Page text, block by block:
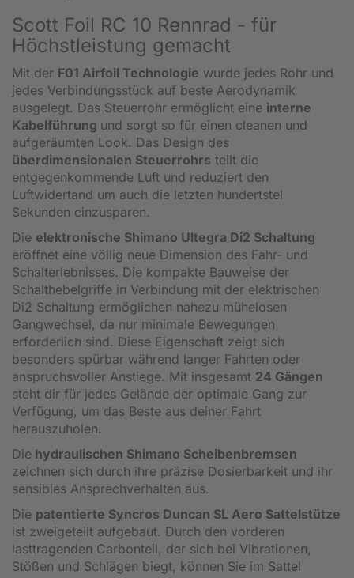
Scott Foil RC 10 Rennrad - für
Höchstleistung gemacht
Mit der F01 Airfoil Technologie wurde jedes Rohr und
jedes Verbindungsstück auf beste Aerodynamik
ausgelegt. Das Steuerrohr ermöglicht eine interne
Kabelführung und sorgt so für einen cleanen und
aufgeräumten Look. Das Design des
überdimensionalen Steuerrohrs teilt die
entgegenkommende Luft und reduziert den
Luftwidertand um auch die letzten hundertstel
Sekunden einzusparen.
Die elektronische Shimano Ultegra Di2 Schaltung
eröffnet eine völlig neue Dimension des Fahr- und
Schalterlebnisses. Die kompakte Bauweise der
Schalthebelgriffe in Verbindung mit der elektrischen
Di2 Schaltung ermöglichen nahezu mühelosen
Gangwechsel, da nur minimale Bewegungen
erforderlich sind. Diese Eigenschaft zeigt sich
besonders spürbar während langer Fahrten oder
anspruchsvoller Anstiege. Mit insgesamt 24 Gängen
steht dir für jedes Gelände der optimale Gang zur
Verfügung, um das Beste aus deiner Fahrt
herauszuholen.
Die hydraulischen Shimano Scheibenbremsen
zeichnen sich durch ihre präzise Dosierbarkeit und ihr
sensibles Ansprechverhalten aus.
Die patentierte Syncros Duncan SL Aero Sattelstütze
ist zweigeteilt aufgebaut. Durch den vorderen
lasttragenden Carbonteil, der sich bei Vibrationen,
Stößen und Schlägen biegt, können Sie im Sattel